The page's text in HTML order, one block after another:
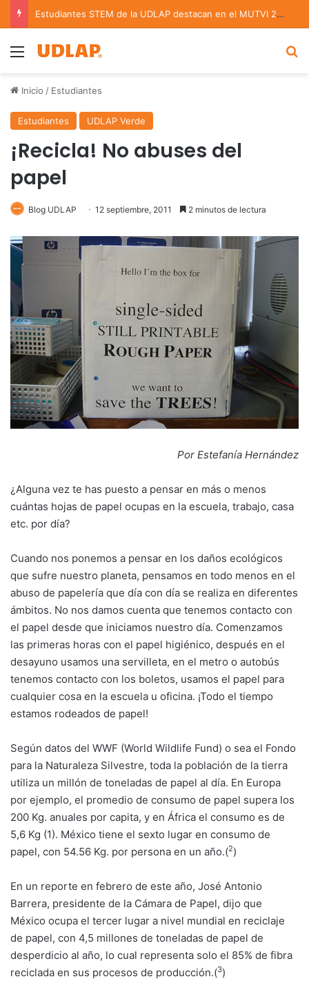
Estudiantes STEM de la UDLAP destacan en el MUTVI 2026
Menu
Inicio / Estudiantes
Estudiantes UDLAP Verde
¡Recicla! No abuses del
papel
Blog UDLAP 12 septiembre, 2011 2 minutos de lectura
Por Estefanía Hernández
¿Alguna vez te has puesto a pensar en más o menos
cuántas hojas de papel ocupas en la escuela, trabajo, casa
etc. por día?
Cuando nos ponemos a pensar en los daños ecológicos
que sufre nuestro planeta, pensamos en todo menos en el
abuso de papelería que día con día se realiza en diferentes
ámbitos. No nos damos cuenta que tenemos contacto con
el papel desde que iniciamos nuestro día. Comenzamos
las primeras horas con el papel higiénico, después en el
desayuno usamos una servilleta, en el metro o autobús
tenemos contacto con los boletos, usamos el papel para
cualquier cosa en la escuela u oficina. ¡Todo el tiempo
estamos rodeados de papel!
Según datos del WWF (World Wildlife Fund) o sea el Fondo
para la Naturaleza Silvestre, toda la población de la tierra
utiliza un millón de toneladas de papel al día. En Europa
por ejemplo, el promedio de consumo de papel supera los
200 Kg. anuales por capita, y en África el consumo es de
5,6 Kg (1). México tiene el sexto lugar en consumo de
papel, con 54.56 Kg. por persona en un año.(2)
En un reporte en febrero de este año, José Antonio
Barrera, presidente de la Cámara de Papel, dijo que
México ocupa el tercer lugar a nivel mundial en reciclaje
de papel, con 4,5 millones de toneladas de papel de
desperdicio al año, lo cual representa solo el 85% de fibra
reciclada en sus procesos de producción.(3)